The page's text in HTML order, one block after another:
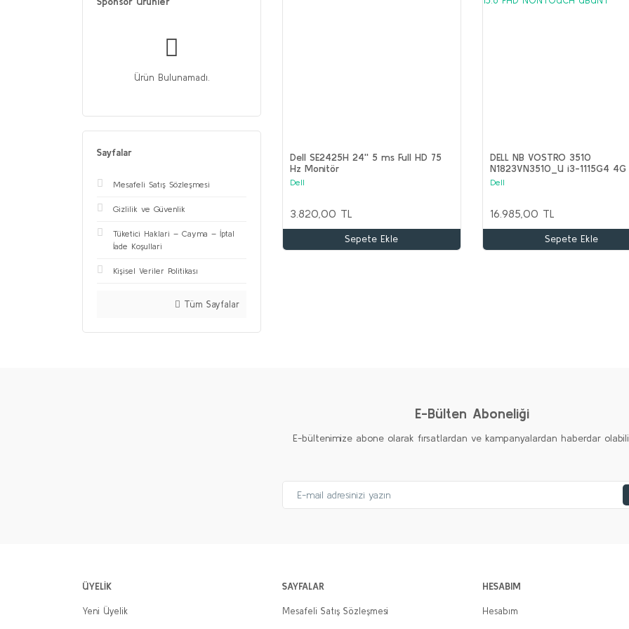
Ürün Bulunamadı.
Sayfalar
Mesafeli Satış Sözleşmesi
Gizlilik ve Güvenlik
Tüketici Haklari – Cayma – İptal
İade Koşullari
Kişisel Veriler Politikası
Tüm Sayfalar
Dell SE2425H 24'' 5 ms Full HD 75
Hz Monitör
Dell
3.820,00 TL
Sepete Ekle
DELL NB VOSTRO 3510
N1823VN3510_U i3-1115G4
SSD 15.6 FHD NONTOUCH
Dell
16.985,00 TL
Sepete Ekle
E-Bülten Aboneliği
E-bültenimize abone olarak fırsatlardan ve kampanyalardan haberdar
ÜYELİK
Yeni Üyelik
SAYFALAR
Mesafeli Satış Sözleşmesi
HESABIM
Hesabım